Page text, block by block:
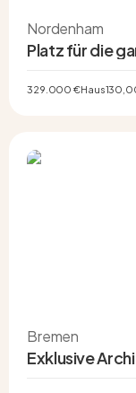
Nordenham
Platz für die
Nordenham
329.000 €Haus
Bremen
Exklusive